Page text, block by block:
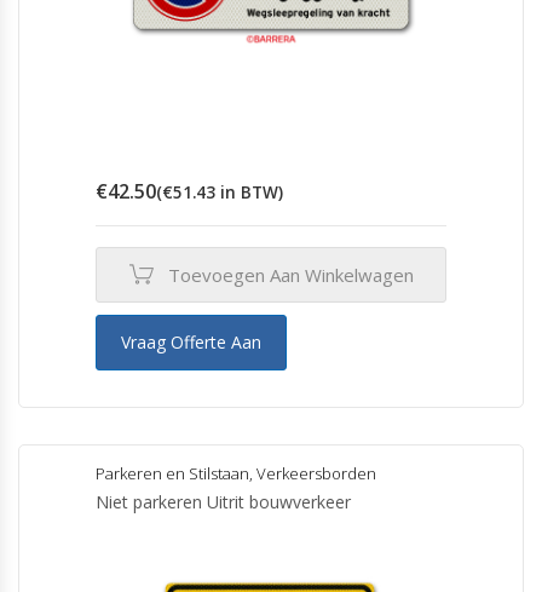
€42.50(€51.43 in BTW)
Toevoegen Aan Winkelwagen
Vraag Offerte Aan
Parkeren en Stilstaan, Verkeersborden
Niet parkeren Uitrit bouwverkeer